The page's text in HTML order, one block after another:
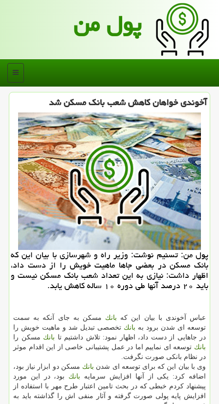
پول من
منو
آخوندی خواهان كاهش شعب بانك مسكن شد
پول من: تسنیم نوشت: وزیر راه و شهرسازی با بیان این كه
بانك مسكن در بعضی جاها ماهیت خویش را از دست داد،
اظهار داشت: نیازی به این تعداد شعب بانك مسكن نیست و
باید ۲۰ درصد آنها طی دوره ۱۰ ساله كاهش یابد.
عباس آخوندی با بیان این كه بانك مسكن به جای آنكه به سمت
توسعه ای شدن برود به بانك تخصصی تبدیل شد و ماهیت خویش را
در جاهایی از دست داد، اظهار نمود: تلاش داشتیم تا بانك مسكن را
بانك توسعه ای نماییم اما در عمل پشتیبانی خاصی از این اقدام موثر
در نظام بانكی صورت نگرفت.
وی با بیان این كه برای توسعه ای شدن بانك مسكن دو ابزار نیاز بود،
اضافه كرد: یكی از آنها افزایش سرمایه بانك بود، در این مورد
پیشنهاد كردم خبطی كه در بحث تامین اعتبار طرح مهر با استفاده از
افزایش پایه پولی صورت گرفته و آثار منفی اش را گذاشته باید به